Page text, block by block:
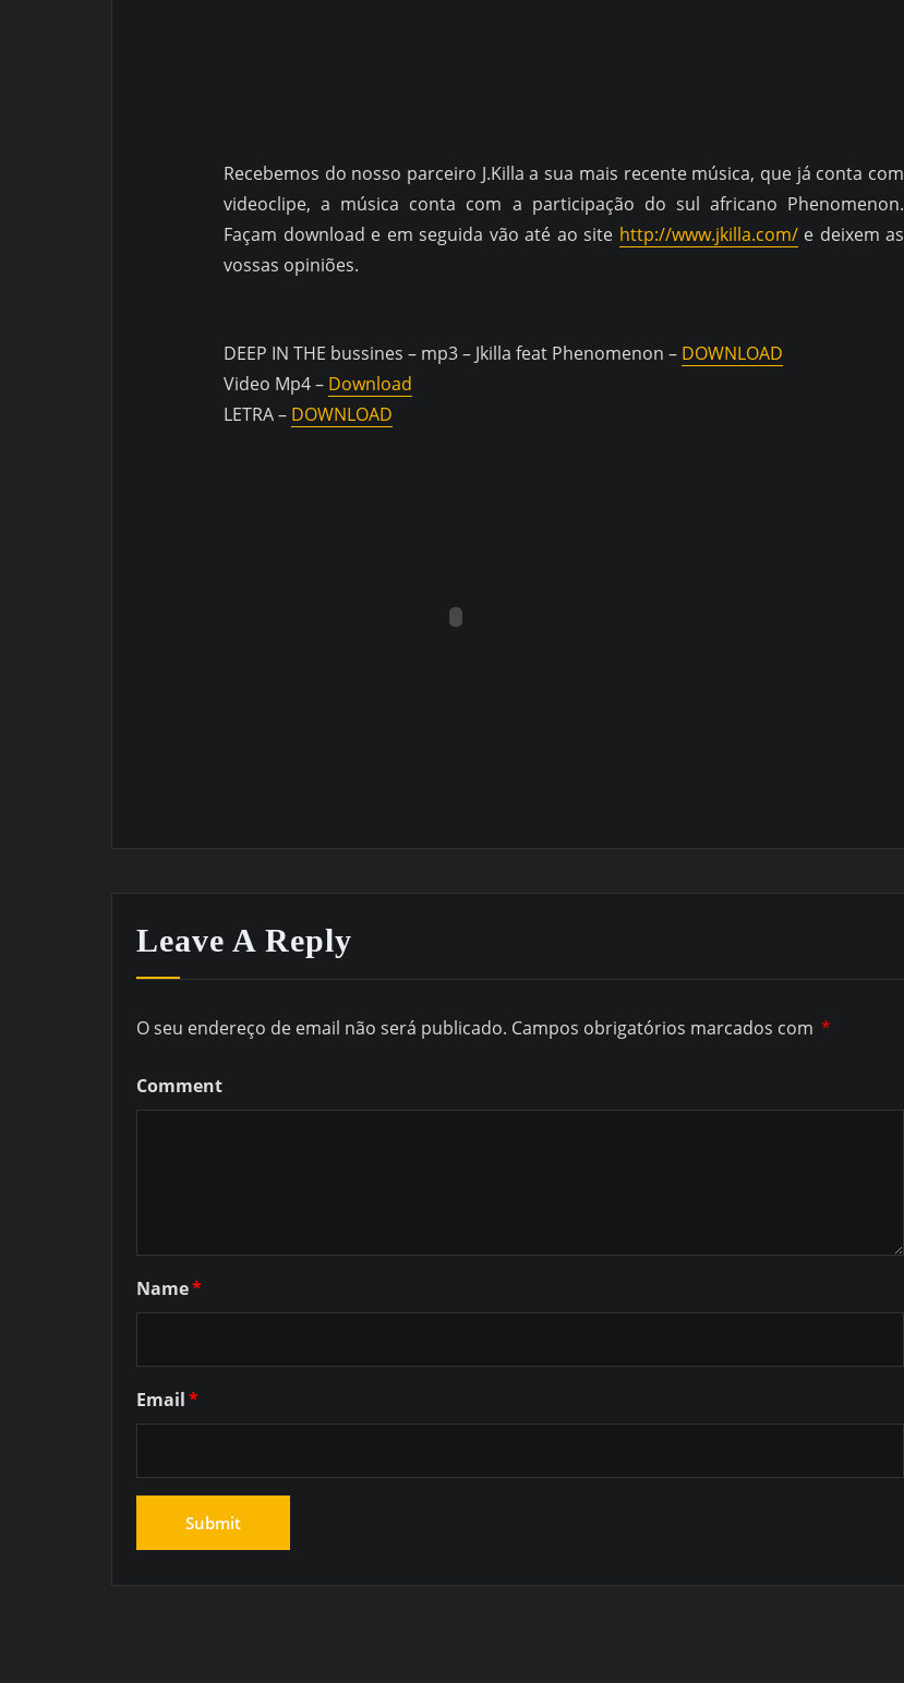
Recebemos do nosso parceiro J.Killa a sua mais recente música, que já conta com
videoclipe, a música conta com a participação do sul africano Phenomenon.
Façam download e em seguida vão até ao site http://www.jkilla.com/e deixem as
vossas opiniões.
DEEP IN THE bussines – mp3 – Jkilla feat Phenomenon – DOWNLOAD
Video Mp4 – Download
LETRA – DOWNLOAD
Leave A Reply
O seu endereço de email não será publicado. Campos obrigatórios marcados com *
Comment
Name*
Email*